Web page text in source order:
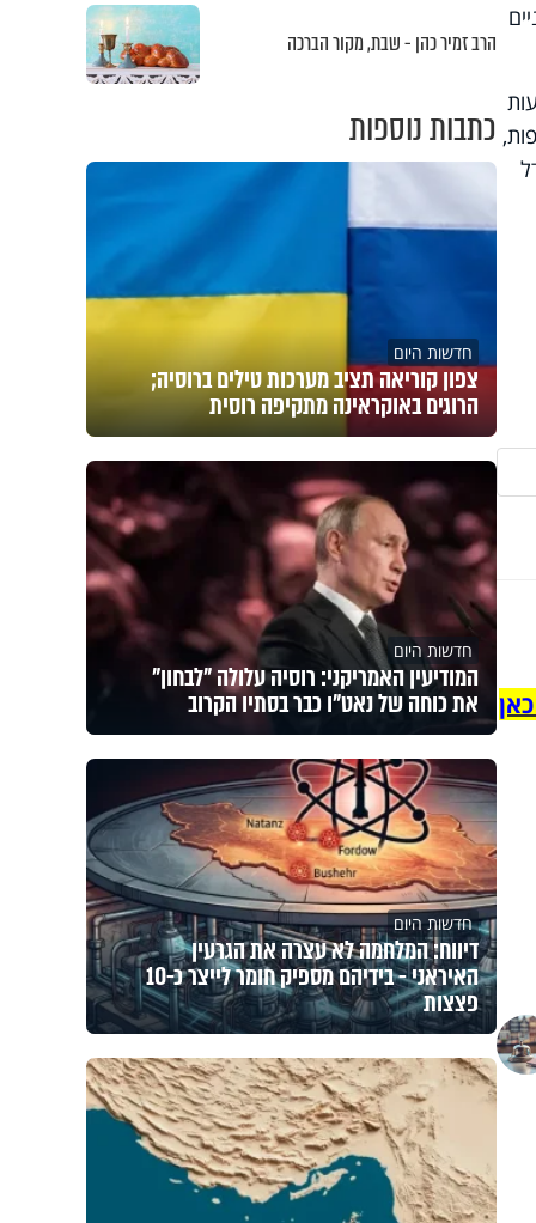
הרב זמיר כהן - שבת, מקור הברכה
כתבות נוספות
חדשות היום
צפון קוריאה תציב מערכות טילים ברוסיה;
הרוגים באוקראינה מתקיפה רוסית
חדשות היום
המודיעין האמריקני: רוסיה עלולה "לבחון"
את כוחה של נאט"ו כבר בסתיו הקרוב
חדשות היום
דיווח: המלחמה לא עצרה את הגרעין
האיראני - בידיהם מספיק חומר לייצר כ-10
פצצות